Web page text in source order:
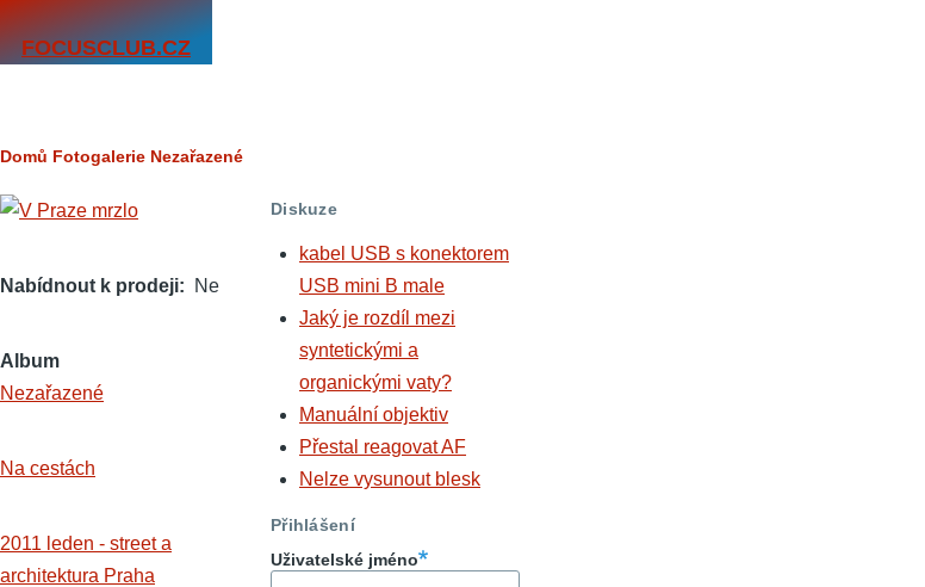
FOCUSCLUB.CZ
Drobečková
navigace
Domů Fotogalerie Nezařazené
Nabídnout k prodeji Ne
Album
Nezařazené
Na cestách
2011 leden - street a
architektura Praha
Diskuze
kabel USB s konektorem
USB mini B male
Jaký je rozdíl mezi
syntetickými a
organickými vaty?
Manuální objektiv
Přestal reagovat AF
Nelze vysunout blesk
Přihlášení
Uživatelské jméno